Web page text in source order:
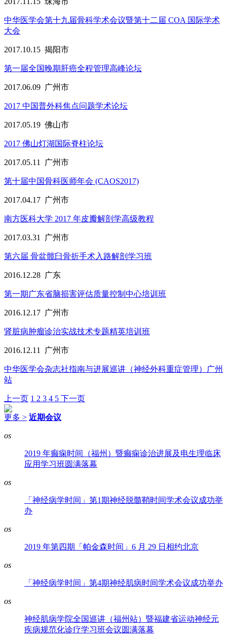
中华医学会第十九届骨科学术会议暨第十二届 COA 国际学术
大会
2017.10.15 揭阳市
第一届全国晚期肝癌全程管理高峰论坛
2017.06.09 广州市
2017 中国普外科焦点问题学术论坛
2017.05.19 佛山市
2017 佛山灯湖国际脊柱论坛
2017.05.11 广州市
第十届中国骨科医师年会 (CAOS2017)
2017.04.17 广州市
南方医科大学 2017 年皮瓣解剖学高级教程
2017.03.31 广州市
第六届 骨盆髋臼骨折手术入路解剖学习班
2016.12.28 广东
第一期广东省脑损害评估质量控制中心培训班
2016.12.17 广州市
肾脏病肿瘤诊治实战技术专题精英培训班
2016.12.11 广州市
中华医学会杂志社指南与进展巡讲（神经外科重症管理）广州
站
上一页 1 2 3 4 5 下一页
更多 > 近期会议
os
2019 年癫痫时间（福州）暨癫痫诊治进展及电生理临床
应用学习班圆满落幕
os
「神经病学时间」第1期神经脱髓鞘时间学术会议成功举
办
os
2019 年第四期「帕金森时间」6 月 29 日相约北京
os
「神经病学时间」第4期神经肌病时间学术会议成功举办
os
神经肌病学院全国巡讲（福州站）暨福建省运动神经元
疾病规范化诊疗学习班会议圆满落幕